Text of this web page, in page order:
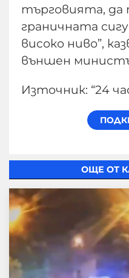
търговията, да
граничната
високо ниво”,
външен
Източник: “24
ОЩЕ ОТ